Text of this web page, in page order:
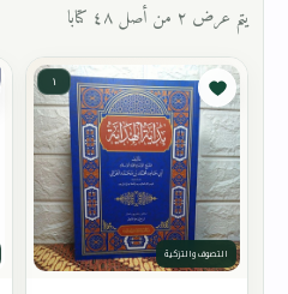
يتم عرض ٢ من أصل ٤٨ كتابا
١
التصوف والتزكية